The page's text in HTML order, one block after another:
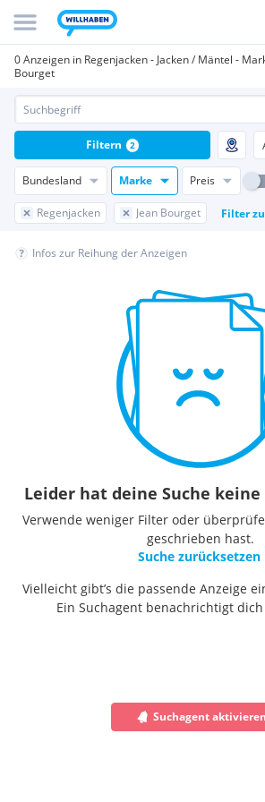
0 Anzeigen in Regenjacken - Jacken / Mäntel -
Bourget
Bundesland Marke Preis
Regenjacken Jean Bourget Filter
Filtern 2
Infos zur Reihung der Anzeigen
Leider hat deine Suche
Verwende weniger Filter oder
geschrieben hast.
Suche zurücksetzen
Vielleicht gibt’s die passende Anzeige
Ein Suchagent benachrichtigt
Suchagent aktivieren